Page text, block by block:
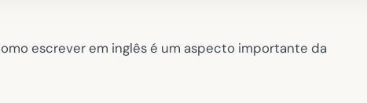
escrever em inglês é um aspecto importante da